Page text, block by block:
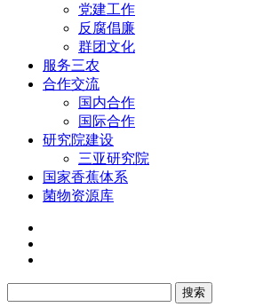
党建工作
反腐倡廉
群团文化
服务三农
合作交流
国内合作
国际合作
研究院建设
三亚研究院
国家香蕉体系
菌物资源库